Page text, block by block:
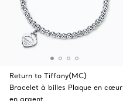
Return to Tiffany(MC)
Bracelet à billes Plaque en cœur
en argent